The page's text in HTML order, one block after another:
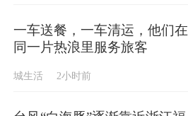
一车送餐，一车清运，他们在
同一片热浪里服务旅客
城生活 2小时前